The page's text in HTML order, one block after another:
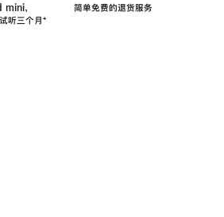
，
听三个月脚
⁺
简单免费的退货服务